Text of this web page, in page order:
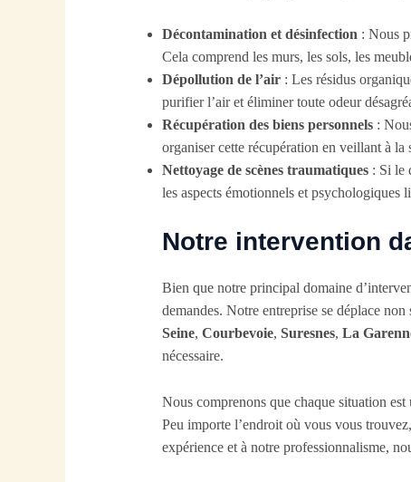
Décontamination et désinfection : Nous
Cela comprend les murs, les sols, les
Dépollution de l’air: Les résidus
purifier l’air et éliminer toute odeur
Récupération des biens personnels:
organiser cette récupération en veillant à
Nettoyage de scènes traumatiques: Si le
les aspects émotionnels et psychologiques
Notre intervention
Bien que notre principal domaine
demandes. Notre entreprise se déplace
Seine, Courbevoie, Suresnes, La
nécessaire.
Nous comprenons que chaque situation
Peu importe l’endroit où vous vous
expérience et à notre professionnalisme,